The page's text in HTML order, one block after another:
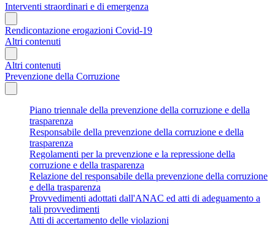
Interventi straordinari e di emergenza
Rendicontazione erogazioni Covid-19
Altri contenuti
Altri contenuti
Prevenzione della Corruzione
Piano triennale della prevenzione della corruzione e della
trasparenza
Responsabile della prevenzione della corruzione e della
trasparenza
Regolamenti per la prevenzione e la repressione della
corruzione e della trasparenza
Relazione del responsabile della prevenzione della corruzione
e della trasparenza
Provvedimenti adottati dall'ANAC ed atti di adeguamento a
tali provvedimenti
Atti di accertamento delle violazioni